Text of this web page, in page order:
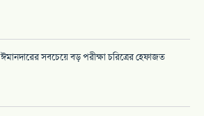
ঈমানদারের সবচেয়ে বড় পরীক্ষা চরিত্রের হেফাজত